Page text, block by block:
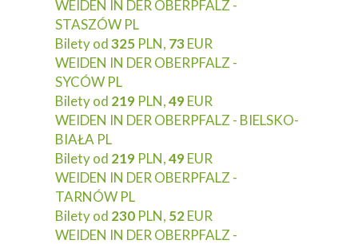
WEIDEN IN DER OBERPFALZ -
STASZÓW PL
Bilety od325 PLN, 73EUR
WEIDEN IN DER OBERPFALZ -
SYCÓW PL
Bilety od 219 PLN,49EUR
WEIDEN IN DER OBERPFALZ - BIELSKO-
BIAŁA PL
Bilety od 219 PLN,49EUR
WEIDEN IN DER OBERPFALZ -
TARNÓW PL
Bilety od 230 PLN, 52EUR
WEIDEN IN DER OBERPFALZ -